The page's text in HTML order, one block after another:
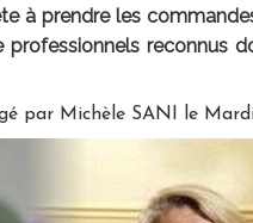
à prendre les
reconnus
par Michèle SANI le